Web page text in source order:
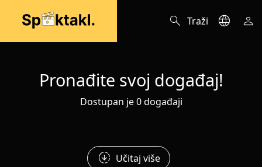
search Traži language person
Pronađite svoj događaj!
Dostupan je 0 događaji
downloading Učitaj više